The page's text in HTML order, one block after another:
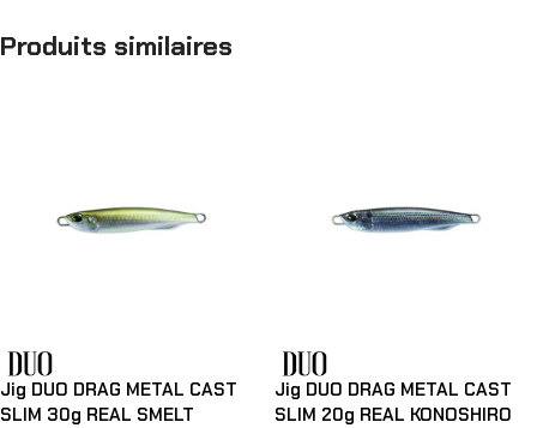
Produits similaires
Jig DUO DRAG METAL CAST
SLIM 30g REAL SMELT
Jig DUO DRAG METAL CAST
SLIM 20g REAL KONOSHIRO